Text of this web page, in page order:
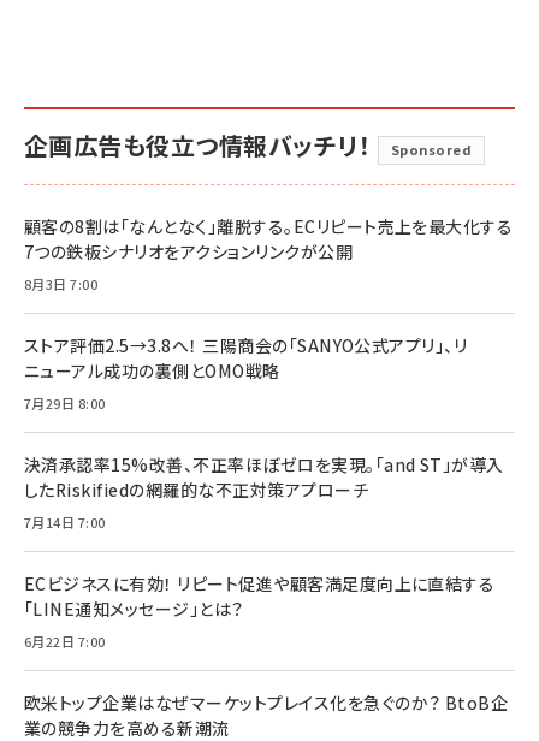
企画広告も役立つ情報バッチリ！ Sponsored
顧客の8割は「なんとなく」離脱する。ECリピート売上を最大化する
7つの鉄板シナリオをアクションリンクが公開
8月3日 7:00
ストア評価2.5→3.8へ！ 三陽商会の「SANYO公式アプリ」、リ
ニューアル成功の裏側とOMO戦略
7月29日 8:00
決済承認率15%改善、不正率ほぼゼロを実現。「and ST」が導入
したRiskifiedの網羅的な不正対策アプローチ
7月14日 7:00
ECビジネスに有効！ リピート促進や顧客満足度向上に直結する
「LINE通知メッセージ」とは？
6月22日 7:00
欧米トップ企業はなぜマーケットプレイス化を急ぐのか？ BtoB企
業の競争力を高める新潮流